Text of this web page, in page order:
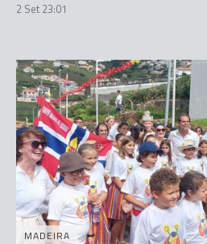
2 Set 23:01
MADEIRA